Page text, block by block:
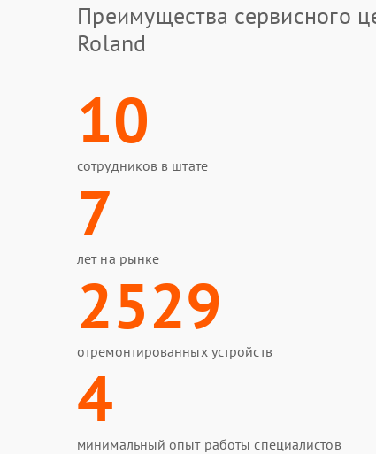
Преимущества сервисного
Roland
10
сотрудников в штате
7
лет на рынке
2529
отремонтированных устройств
4
минимальный опыт работы специалистов